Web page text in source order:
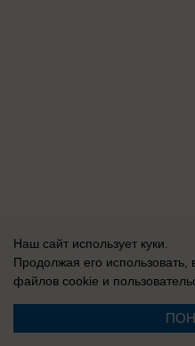
Наш сайт использует куки.
Продолжая его использовать,
файлов cookie и